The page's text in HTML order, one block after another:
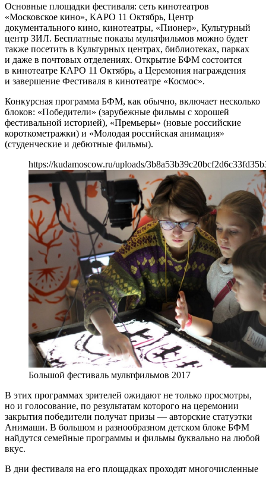
Основные площадки фестиваля: сеть кинотеатров
«Московское кино», КАРО 11 Октябрь, Центр
документального кино, кинотеатры, «Пионер», Культурный
центр ЗИЛ. Бесплатные показы мультфильмов можно будет
также посетить в Культурных центрах, библиотеках, парках
и даже в почтовых отделениях. Открытие БФМ состоится
в кинотеатре КАРО 11 Октябрь, а Церемония награждения
и завершение Фестиваля в кинотеатре «Космос».
Конкурсная программа БФМ, как обычно, включает несколько
блоков: «Победители» (зарубежные фильмы с хорошей
фестивальной историей), «Премьеры» (новые российские
короткометражки) и «Молодая российская анимация»
(студенческие и дебютные фильмы).
https://kudamoscow.ru/uploads/
Большой фестиваль мультфильмов 2017
В этих программах зрителей ожидают не только просмотры,
но и голосование, по результатам которого на церемонии
закрытия победители получат призы — авторские статуэтки
Анимаши. В большом и разнообразном детском блоке БФМ
найдутся семейные программы и фильмы буквально на любой
вкус.
В дни фестиваля на его площадках проходят многочисленные